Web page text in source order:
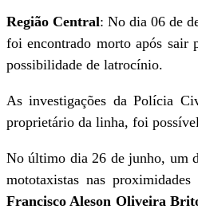
Região Central: No dia 06 de
foi encontrado morto após sair
possibilidade de latrocínio.
As investigações da Polícia
proprietário da linha, foi
No último dia 26 de junho, um
mototaxistas nas
Francisco Aleson Oliveira